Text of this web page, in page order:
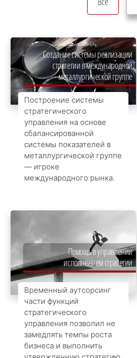
Создание системы реализации
стратегии в международной
металлургической группе
Построение системы
стратегического
управления на основе
сбалансированной
системы показателей в
металлургической группе
— игроке
международного рынка.
Помощь в управлении
исполнением стратегии
Временный аутсорсинг
части функций
стратегического
управления позволил не
замедлять темпы роста
бизнеса и выполнить